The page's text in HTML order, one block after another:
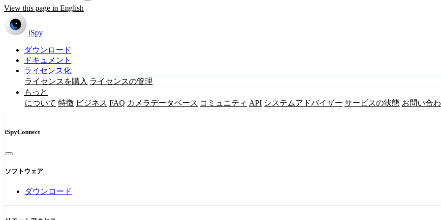
View this page in English
iSpy
ダウンロード
ドキュメント
ライセンス化
ライセンスを購入 ライセンスの管理
もっと
について 特徴 ビジネス FAQ カメラデータベース コミュニティ API システムアドバイザー サービスの状態 お問い合
iSpyConnect
ソフトウェア
ダウンロード